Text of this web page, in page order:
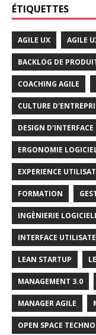
ÉTIQUETTES
AGILE UX AGILE
BACKLOG DE
COACHING AGILE
CULTURE
DESIGN D'INTERFACE
ERGONOMIE
EXPERIENCE
FORMATION
INGÈNIERIE
INTERFACE
LEAN STARTUP
MANAGEMENT 3.0
MANAGER AGILE
OPEN SPACE